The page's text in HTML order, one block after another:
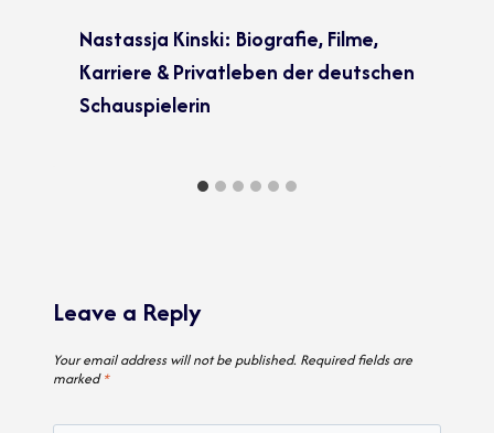
Nastassja Kinski: Biografie, Filme,
Karriere & Privatleben der deutschen
Schauspielerin
Leave a Reply
Your email address will not be published. Required fields are
marked*